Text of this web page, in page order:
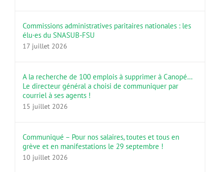
Commissions administratives paritaires nationales : les
élu·es du SNASUB-FSU
17 juillet 2026
A la recherche de 100 emplois à supprimer à Canopé…
Le directeur général a choisi de communiquer par
courriel à ses agents !
15 juillet 2026
Communiqué – Pour nos salaires, toutes et tous en
grève et en manifestations le 29 septembre !
10 juillet 2026